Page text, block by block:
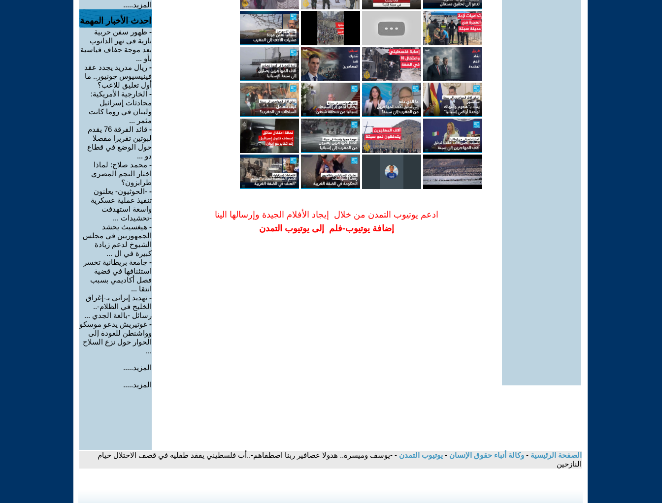
ادعم يوتيوب التمدن من خلال إيجاد الأفلام الجيدة وإرسالها الينا
إضافة يوتيوب-فلم إلى يوتيوب التمدن
المزيد.....
احدث الأخبار المهمة
- ظهور سفن حربية
نازية في نهر الدانوب
بعد موجة جفاف قياسية
بأو ...
- ريال مدريد يجدد عقد
فينيسيوس جونيور.. ما
أول تعليق للاعب؟
- الخارجية الأمريكية:
محادثات إسرائيل
ولبنان في روما كانت
مثمر ...
-
قائد الفرقة 76 يقدم
لبوتين تقريرا مفصلا
حول الوضع في قطاع
دو ...
- محمد صلاح: لماذا
اختار النجم المصري
طرابزون؟
- -الحوثيون- يعلنون
تنفيذ عملية عسكرية
واسعة استهدفت
-تحشيدات ...
- هيغسيث يحشد
الجمهوريين في مجلس
الشيوخ لدعم زيادة
كبيرة في ال ...
- جامعة بريطانية تخسر
استئنافها في قضية
فصل أكاديمي بسبب
انتقا ...
- تهديد إيراني بـ-إغراق
الخليج في الظلام-..
رسائل -بالغة الجدي ...
- غوتيريش يدعو موسكو
وواشنطن للعودة إلى
الحوار حول نزع السلاح
...
المزيد.....
المزيد.....
الصفحة الرئيسية - وكالة أنباء حقوق الإنسان - يوتيوب التمدن - -يوسف وميسرة.. هدولا عصافير ربنا اصطفاهم-..أب فلسطيني يفقد طفليه في قصف الاحتلال خيام
النازحين